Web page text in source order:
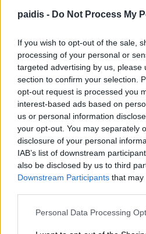
paidis - Do Not Process My
If you wish to opt-out of the sale,
processing of your personal or
targeted advertising by us, please
section to confirm your selection.
opt-out request is processed you
interest-based ads based on
us or personal information
your opt-out. You may separately
disclosure of your personal
IAB’s list of downstream
also be disclosed by us to third
Downstream Participants that may
Personal Data Processing